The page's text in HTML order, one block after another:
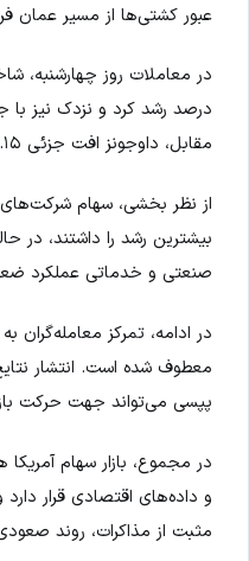
عبور کشتی‌ها از مسیر عمان
مقابل، داوجونز افت جزئی ۰.۱۵ درصدی را ثبت کرد.
از نظر بخشی، سهام
بیشترین رشد را داشتند، در
صنعتی و خدماتی عملکرد
در ادامه، تمرکز
معطوف شده است. انتشار
پپسی می‌تواند جهت حرکت
در مجموع، بازار سهام
و داده‌های اقتصادی قرار
مثبت از مذاکرات، روند